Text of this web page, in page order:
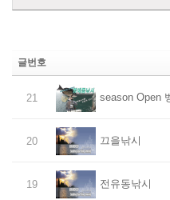
글번호
21 season Open
20 끄을낚시
19 전유동낚시